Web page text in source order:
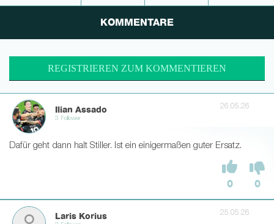
KOMMENTARE
REGISTRIEREN ZUM KOMMENTIEREN
Ilian Assado
3 Follower
26.05.26
Dafür geht dann halt Stiller. Ist ein einigermaßen guter Ersatz.
0 0
Laris Korius 25.05.26